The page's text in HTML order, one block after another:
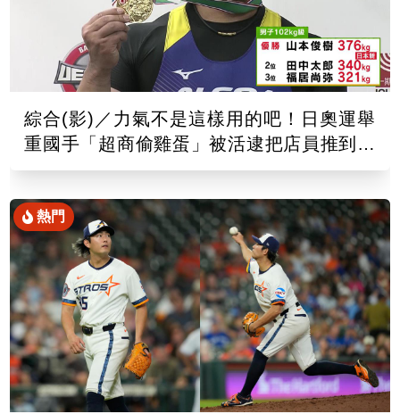
綜合(影)／力氣不是這樣用的吧！日奧運舉
重國手「超商偷雞蛋」被活逮把店員推到骨
折
熱門